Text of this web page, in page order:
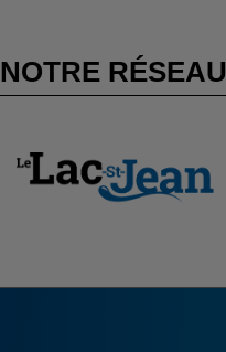
NOTRE RÉSEAU